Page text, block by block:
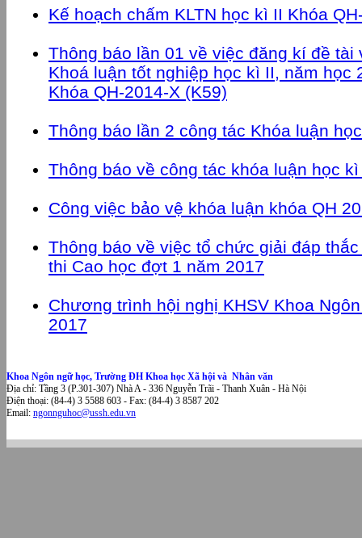
Kế hoạch chấm KLTN học kì II Khóa
Thông báo lần 01 về việc đăng kí đề
Khoá luận tốt nghiệp học kì II, năm học
Khóa QH-2014-X (K59)
Thông báo lần 2 công tác Khóa luận
Thông báo về công tác khóa luận học
Công việc bảo vệ khóa luận khóa QH
Thông báo về việc tổ chức giải đáp
thi Cao học đợt 1 năm 2017
Chương trình hội nghị KHSV Khoa
2017
Khoa Ngôn ngữ học, Trường ĐH Khoa học Xã hội và Nhân văn
Địa chỉ: Tầng 3 (P.301-307) Nhà A - 336 Nguyễn Trãi - Thanh Xuân - Hà Nội
Điện thoại: (84-4) 3 5588 603 - Fax: (84-4) 3 8587 202
Email: ngonnguhoc@ussh.edu.vn